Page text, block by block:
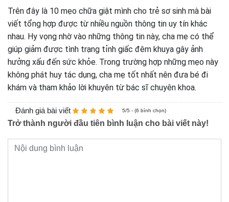
Trên đây là 10 mẹo chữa giật mình cho trẻ sơ sinh mà bài
viết tổng hợp được từ nhiều nguồn thông tin uy tín khác
nhau. Hy vọng nhờ vào những thông tin này, cha mẹ có thể
giúp giảm được tình trạng tỉnh giấc đêm khuya gây ảnh
hưởng xấu đến sức khỏe. Trong trường hợp những mẹo này
không phát huy tác dụng, cha mẹ tốt nhất nên đưa bé đi
khám và tham khảo lời khuyên từ bác sĩ chuyên khoa.
Đánh giá bài viết 5/5 - (6 bình chọn)
Trở thành người đầu tiên bình luận cho bài viết này!